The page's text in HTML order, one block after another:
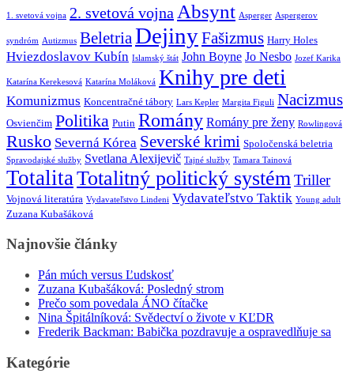
1. svetová vojna 2. svetová vojnaAbsynt Asperger Aspergerov
syndróm Autizmus BeletriaDejinyFašizmus Harry Holes
Hviezdoslavov Kubín Islamský štát John Boyne Jo Nesbo Jozef Karika
Katarína Kerekesová Katarína Moláková Knihy pre deti
Komunizmus Koncentračné tábory Lars Kepler Margita Figuli Nacizmus
Osvienčim Politika Putin Romány Romány pre ženy Rowlingová
Rusko Severná Kórea Severské krimi Spoločenská beletria
Spravodajské služby Svetlana Alexijevič Tajné služby Tamara Tainová
TotalitaTotalitný politický systémTriller
Vojnová literatúra Vydavateľstvo Lindeni Vydavateľstvo Taktik Young adult
Zuzana Kubašáková
Najnovšie články
Pán múch versus Ľudskosť
Zuzana Kubašáková: Posledný strom
Prečo som povedala ÁNO čítačke
Nina Špitálníková: Svědectví o živote v KĽDR
Frederik Backman: Babička pozdravuje a ospravedlňuje sa
Kategórie